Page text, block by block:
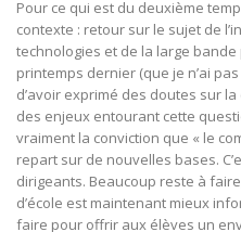
Pour ce qui est du deuxième
contexte : retour sur le sujet de
technologies et de la large
printemps dernier (que je n’ai
d’avoir exprimé des doutes sur
des enjeux entourant cette
vraiment la conviction que « le
repart sur de nouvelles bases.
dirigeants. Beaucoup reste à
d’école est maintenant mieux
faire pour offrir aux élèves un